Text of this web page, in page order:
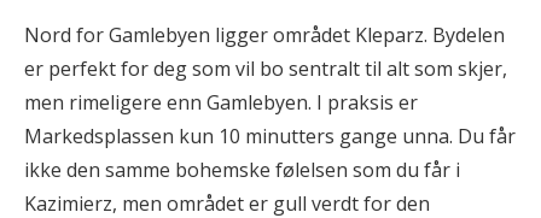
Nord for Gamlebyen ligger området Kleparz. Bydelen
er perfekt for deg som vil bo sentralt til alt som skjer,
men rimeligere enn Gamlebyen. I praksis er
Markedsplassen kun 10 minutters gange unna. Du får
ikke den samme bohemske følelsen som du får i
Kazimierz, men området er gull verdt for den